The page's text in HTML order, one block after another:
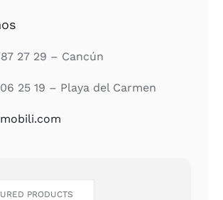
27 29 – Cancún
25 19 – Playa del Carmen
PRODUCTS